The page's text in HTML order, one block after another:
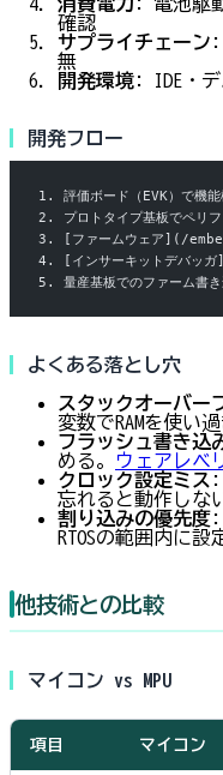
確認
サプライチェーン :
無
開発環境: IDE・
開発フロー
1. 評価ボード（EVK）で機能
2. プロトタイプ基板でペリフ
3. [ファームウェア](/
4. [インサーキットデバ
5. 量産基板でのファーム書き
よくある落とし穴
スタックオーバー
変数でRAMを使い
フラッシュ書き込
める。
ウェアレベ
クロック設定ミス :
忘れると動作しな
割り込みの優先度:
RTOSの範囲内に設
他技術との比較
マイコン vs MPU
項目 マイコン